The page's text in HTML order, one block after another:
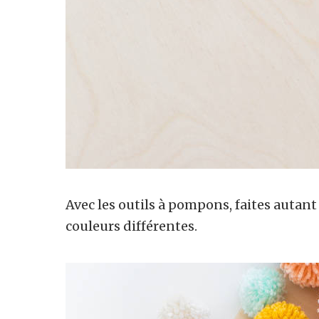
Avec les outils à pompons, faites
couleurs différentes.